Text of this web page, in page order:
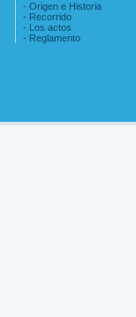
- Origen e Historia
- Recorrido
- Los actos
- Reglamento